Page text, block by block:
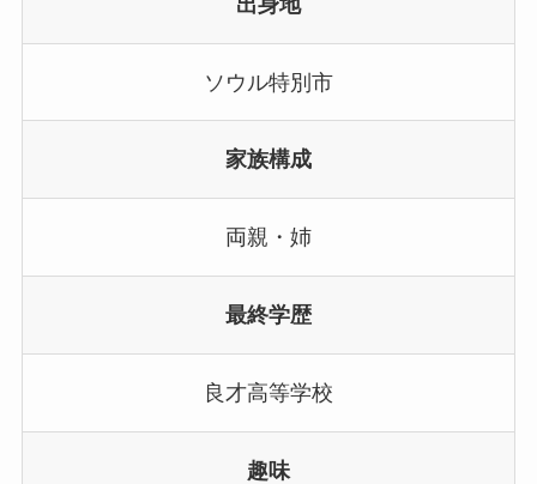
ソウル特別市
家族構成
両親・姉
最終学歴
良才高等学校
趣味